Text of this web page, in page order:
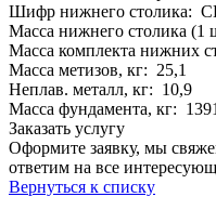
Шифр нижнего столика:
Масса нижнего столика (1
Масса комплекта нижних
Масса метизов, кг: 25,1
Неплав. металл, кг: 10,9
Масса фундамента, кг: 1391
Заказать услугу
Оформите заявку, мы
ответим на все
Вернуться к списку